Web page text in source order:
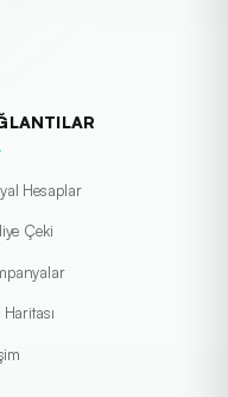
Hesaplar
Çeki
Haritası